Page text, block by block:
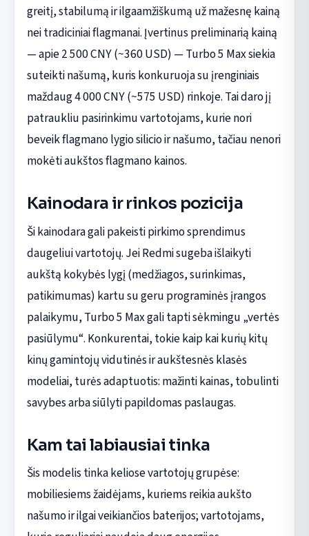
greitį, stabilumą ir ilgaamžiškumą už mažesnę kainą
nei tradiciniai flagmanai. Įvertinus preliminarią kainą
— apie 2 500 CNY (~360 USD) — Turbo 5 Max siekia
suteikti našumą, kuris konkuruoja su įrenginiais
maždaug 4 000 CNY (~575 USD) rinkoje. Tai daro jį
patraukliu pasirinkimu vartotojams, kurie nori
beveik flagmano lygio silicio ir našumo, tačiau nenori
mokėti aukštos flagmano kainos.
Kainodara ir rinkos pozicija
Ši kainodara gali pakeisti pirkimo sprendimus
daugeliui vartotojų. Jei Redmi sugeba išlaikyti
aukštą kokybės lygį (medžiagos, surinkimas,
patikimumas) kartu su geru programinės įrangos
palaikymu, Turbo 5 Max gali tapti sėkmingu „vertės
pasiūlymu“. Konkurentai, tokie kaip kai kurių kitų
kinų gamintojų vidutinės ir aukštesnės klasės
modeliai, turės adaptuotis: mažinti kainas, tobulinti
savybes arba siūlyti papildomas paslaugas.
Kam tai labiausiai tinka
Šis modelis tinka keliose vartotojų grupėse:
mobiliesiems žaidėjams, kuriems reikia aukšto
našumo ir ilgai veikiančios baterijos; vartotojams,